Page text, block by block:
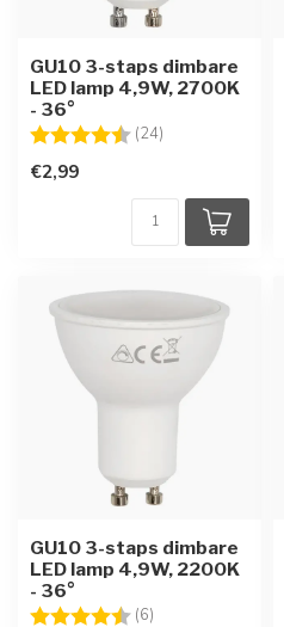
GU10 3-staps dimbare
LED lamp 4,9W, 2700K
- 36°
Beoordeling: (24)
€2,99
GU10 3-staps dimbare
LED lamp 4,9W, 2200K
- 36°
Beoordeling: (6)